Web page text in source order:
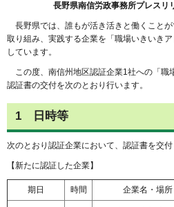
長野県南信労政事務所プレスリ
長野県では、誰もが活き活きと働くこと
取り組み、実践する企業を「職場いきいき
しています。
この度、南信州地区認証企業1社への「職
認証書の交付を次のとおり行います。
1 日時等
次のとおり認証企業において、認証書を交付
【新たに認証した企業】
期日 時間 企業名・場所